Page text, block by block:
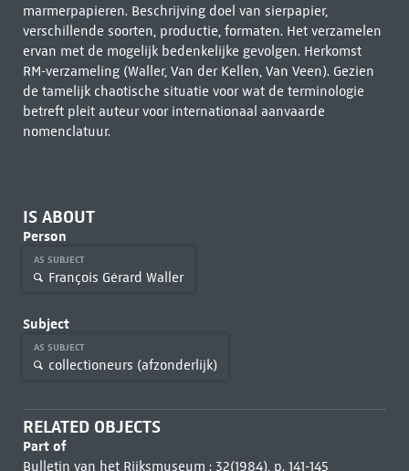
marmerpapieren. Beschrijving doel van sierpapier,
verschillende soorten, productie, formaten. Het verzamelen
ervan met de mogelijk bedenkelijke gevolgen. Herkomst
RM-verzameling (Waller, Van der Kellen, Van Veen). Gezien
de tamelijk chaotische situatie voor wat de terminologie
betreft pleit auteur voor internationaal aanvaarde
nomenclatuur.
IS ABOUT
Person
AS SUBJECT
François Gérard Waller
Subject
AS SUBJECT
collectioneurs (afzonderlijk)
RELATED OBJECTS
Part of
Bulletin van het Rijksmuseum : 32(1984), p. 141-145